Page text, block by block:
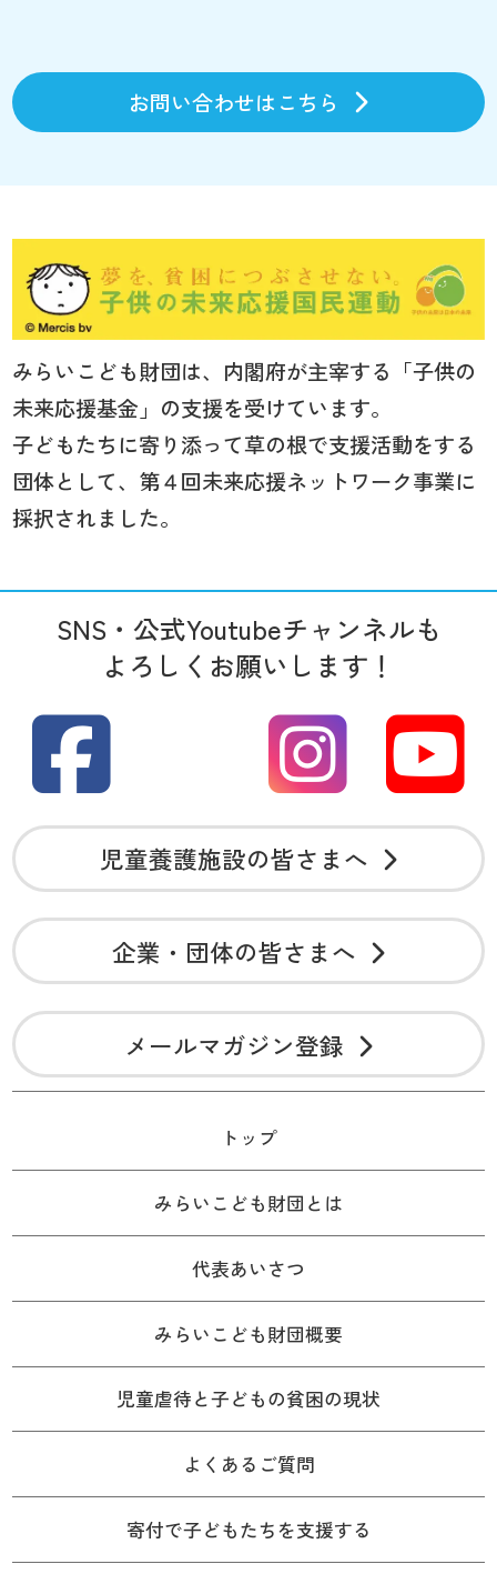
お問い合わせはこちら
みらいこども財団は、内閣府が主宰する「子供の
未来応援基金」の支援を受けています。
子どもたちに寄り添って草の根で支援活動をする
団体として、第４回未来応援ネットワーク事業に
採択されました。
SNS・公式Youtubeチャンネルも
よろしくお願いします！
児童養護施設の皆さまへ
企業・団体の皆さまへ
メールマガジン登録
トップ
みらいこども財団とは
代表あいさつ
みらいこども財団概要
児童虐待と子どもの貧困の現状
よくあるご質問
寄付で子どもたちを支援する